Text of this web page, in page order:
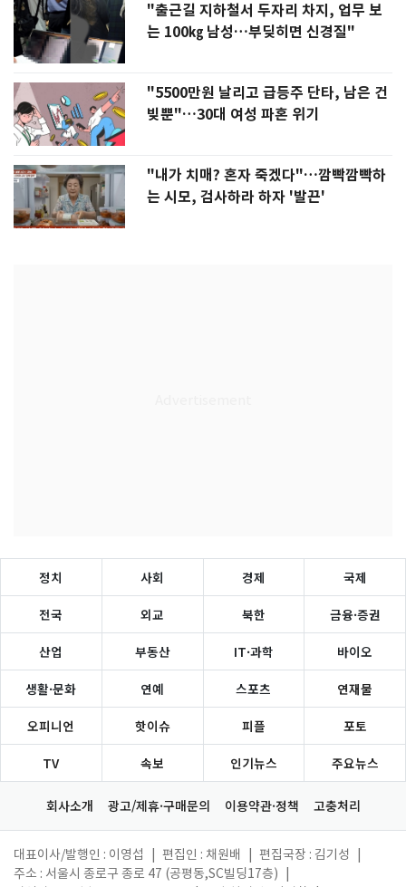
"출근길 지하철서 두자리 차지, 업무 보
는 100㎏ 남성…부딪히면 신경질"
"5500만원 날리고 급등주 단타, 남은 건
빚뿐"…30대 여성 파혼 위기
"내가 치매? 혼자 죽겠다"…깜빡깜빡하
는 시모, 검사하라 하자 '발끈'
정치 사회 경제 국제
전국 외교 북한 금융·증권
산업 부동산 IT·과학 바이오
생활·문화 연예 스포츠 연재물
오피니언 핫이슈 피플 포토
TV 속보 인기뉴스 주요뉴스
회사소개 광고/제휴·구매문의 이용약관·정책 고충처리
대표이사/발행인 : 이영섭 편집인 : 채원배 편집국장 : 김기성
주소 : 서울시 종로구 종로 47 (공평동,SC빌딩17층)